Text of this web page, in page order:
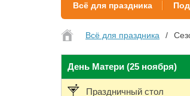
Всё для праздника
Всё для праздника
День Матери (25 ноября)
Праздничный стол